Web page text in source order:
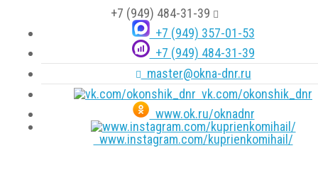
+7 (949) 484-31-39
+7 (949) 357-01-53
+7 (949) 484-31-39
master@okna-dnr.ru
vk.com/okonshik_dnr
www.ok.ru/oknadnr
www.instagram.com/kuprienkomihail/